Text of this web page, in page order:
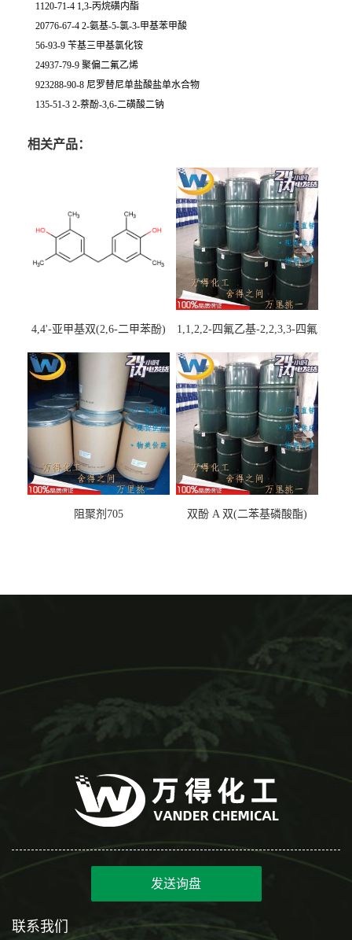
1120-71-4 1,3-丙烷磺内酯
20776-67-4 2-氨基-5-氯-3-甲基苯甲酸
56-93-9 苄基三甲基氯化铵
24937-79-9 聚偏二氟乙烯
923288-90-8 尼罗替尼单盐酸盐单水合物
135-51-3 2-萘酚-3,6-二磺酸二钠
相关产品：
4,4'-亚甲基双(2,6-二甲苯酚)
1,1,2,2-四氟乙基-2,2,3,3-四氟
阻聚剂705 双酚 A 双(二苯基磷酸酯)
发送询盘
联系我们